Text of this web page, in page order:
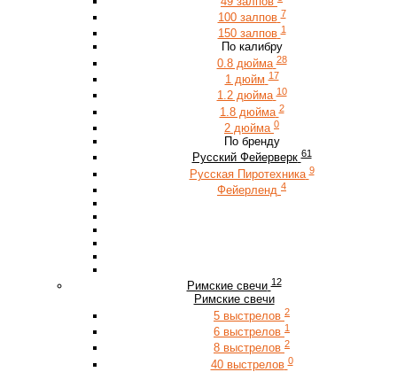
100 залпов 7
150 залпов 1
По калибру
0.8 дюйма 28
1 дюйм 17
1.2 дюйма 10
1.8 дюйма 2
2 дюйма 0
По бренду
Русский Фейерверк 61
Русская Пиротехника 9
Фейерленд 4
Римские свечи 12
Римские свечи
5 выстрелов 2
6 выстрелов 1
8 выстрелов 2
40 выстрелов 0